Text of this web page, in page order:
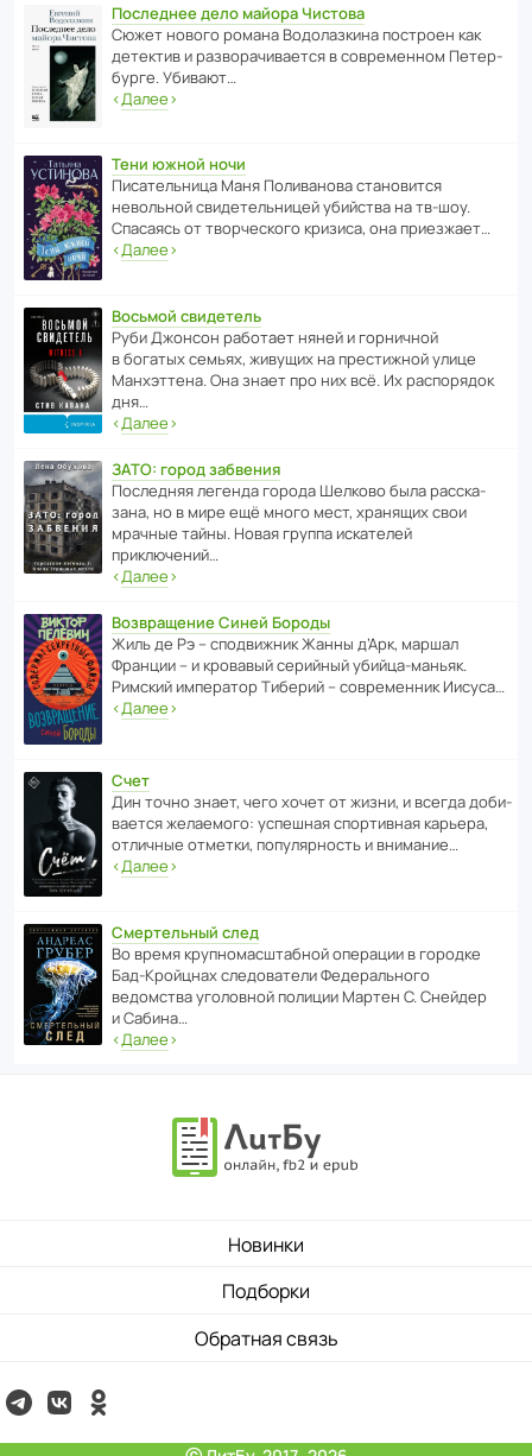
Последнее дело майора Чистова
Сюжет нового романа Водо­ла­з­кина пост­роен как
дете­ктив и разво­ра­чи­ва­ется в совре­менном Пете­р­
бурге. Убивают…
‹Далее›
Тени южной ночи
Писа­тель­ница Маня Поли­ва­нова стано­вится
невольной свиде­тель­ницей убийства на тв-шоу.
Спасаясь от твор­че­с­кого кризиса, она приезжает…
‹Далее›
Восьмой свидетель
Руби Джонсон рабо­тает няней и горни­чной
в богатых семьях, живущих на прес­ти­жной улице
Манх­эт­тена. Она знает про них всё. Их распо­рядок
дня…
‹Далее›
ЗАТО: город забвения
После­дняя легенда города Шелково была расска­
зана, но в мире ещё много мест, хранящих свои
мрачные тайны. Новая группа иска­телей
приключений…
‹Далее›
Возвращение Синей Бороды
Жиль де Рэ – спод­ви­жник Жанны д’Арк, маршал
Франции – и кровавый серийный убийца-маньяк.
Римский импе­ратор Тиберий – совре­менник Иисуса…
‹Далее›
Счет
Дин точно знает, чего хочет от жизни, и всегда доби­
ва­ется жела­е­мого: успе­шная спор­ти­вная карьера,
отли­чные отметки, попу­ля­р­ность и внимание…
‹Далее›
Смертельный след
Во время круп­но­мас­ш­та­бной операции в городке
Бад‑Крой­цнах следо­ва­тели Феде­раль­ного
ведомства уголо­вной полиции Мартен С. Снейдер
и Сабина…
‹Далее›
Новинки
Подборки
Обратная связь